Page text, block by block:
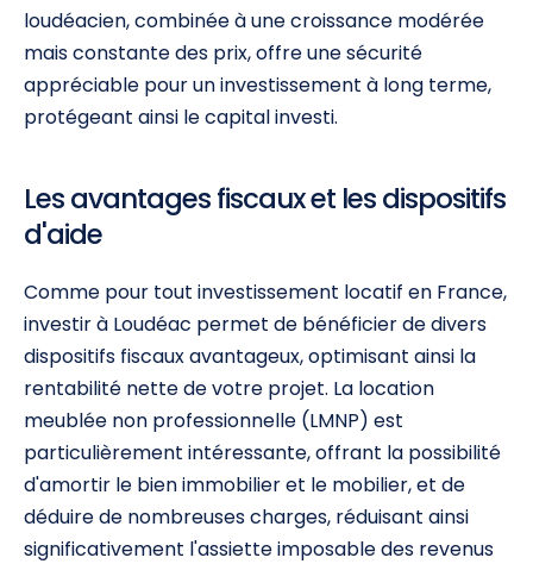
loudéacien, combinée à une croissance modérée
mais constante des prix, offre une sécurité
appréciable pour un investissement à long terme,
protégeant ainsi le capital investi.
Les avantages fiscaux et les dispositifs
d'aide
Comme pour tout investissement locatif en France,
investir à Loudéac permet de bénéficier de divers
dispositifs fiscaux avantageux, optimisant ainsi la
rentabilité nette de votre projet. La location
meublée non professionnelle (LMNP) est
particulièrement intéressante, offrant la possibilité
d'amortir le bien immobilier et le mobilier, et de
déduire de nombreuses charges, réduisant ainsi
significativement l'assiette imposable des revenus